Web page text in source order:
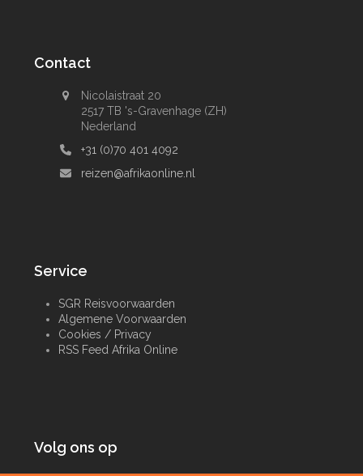
Contact
Nicolaistraat 20
2517 TB 's-Gravenhage (ZH)
Nederland
+31 (0)70 401 4092
reizen@afrikaonline.nl
Service
SGR Reisvoorwaarden
Algemene Voorwaarden
Cookies / Privacy
RSS Feed Afrika Online
Volg ons op